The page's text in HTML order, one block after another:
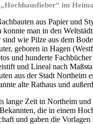
im
aus Papier und
konnte man in den
wie Pilze aus dem
geboren in Hagen
und hunderte
und Lineal nach
aus der Stadt Northeim
alte Rathaus und
lange Zeit in Northeim
die in einem
und gaben die